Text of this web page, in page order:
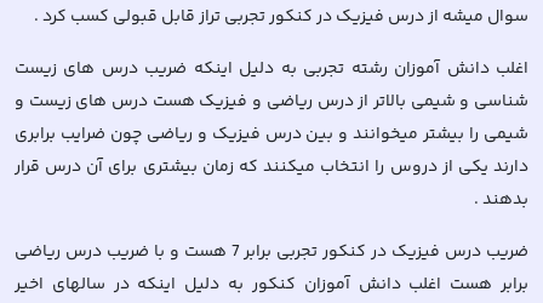
سوال میشه از درس فیزیک در کنکور تجربی تراز قابل قبولی کسب کرد .
اغلب دانش آموزان رشته تجربی به دلیل اینکه ضریب درس های زیست
شناسی و شیمی بالاتر از درس ریاضی و فیزیک هست درس های زیست و
شیمی را بیشتر میخوانند و بین درس فیزیک و ریاضی چون ضرایب برابری
دارند یکی از دروس را انتخاب میکنند که زمان بیشتری برای آن درس قرار
بدهند .
ضریب درس فیزیک در کنکور تجربی برابر 7 هست و با ضریب درس ریاضی
برابر هست اغلب دانش آموزان کنکور به دلیل اینکه در سالهای اخیر